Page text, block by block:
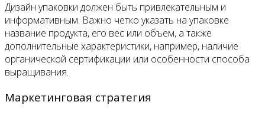
Дизайн упаковки должен быть привлекательным и
информативным. Важно четко указать на упаковке
название продукта, его вес или объем, а также
дополнительные характеристики, например, наличие
органической сертификации или особенности способа
выращивания.
Маркетинговая стратегия